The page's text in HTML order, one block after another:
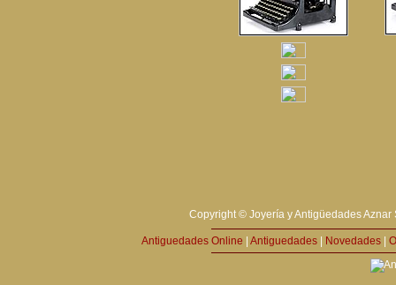
Copyright © Joyería y Antigüedades
Antiguedades Online Antiguedades Novedades